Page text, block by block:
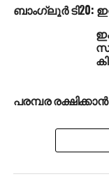
വിശാഖപ്പട്ടണത്ത്
പരിക്കേറ്റത്.
ആരംഭിക്കുന്നത്.
റണ്‍സിനും
RELATED TOPICS:
ബാംഗ്ലൂര്‍ ടി20:
ഇംഗ്ലണ്ടിനെ
സഖ്യം;